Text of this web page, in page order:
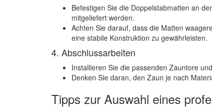
Befestigen Sie die Doppelstabmatten an
mitgeliefert werden.
Achten Sie darauf, dass die Matten
eine stabile Konstruktion zu gewährleisten.
4. Abschlussarbeiten
Installieren Sie die passenden Zauntore
Denken Sie daran, den Zaun je nach
Tipps zur Auswahl eines